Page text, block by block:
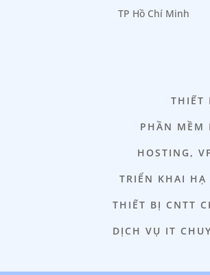
TP Hồ Chí Minh
THIẾT
PHẦN MỀM
HOSTING,
TRIỂN KHAI HẠ
THIẾT BỊ CNTT
DỊCH VỤ IT